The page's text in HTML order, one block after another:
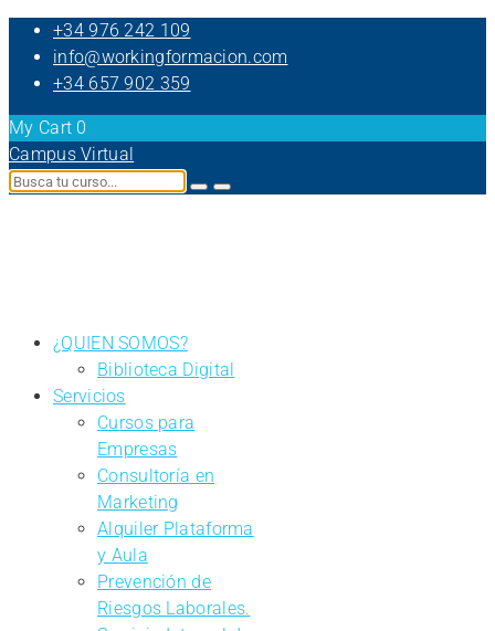
+34 976 242 109
info@workingformacion.com
+34 657 902 359
My Cart 0
Campus Virtual
¿QUIEN SOMOS?
Biblioteca Digital
Servicios
Cursos para
Empresas
Consultoría en
Marketing
Alquiler Plataforma
y Aula
Prevención de
Riesgos Laborales.